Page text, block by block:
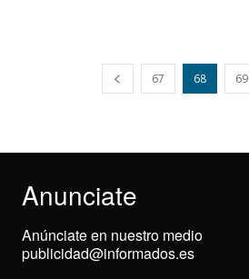
67 68 69
Anunciate
Anúnciate en nuestro medio
publicidad@informados.es